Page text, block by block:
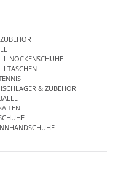
NOCKENSCHUHE
& ZUBEHÖR